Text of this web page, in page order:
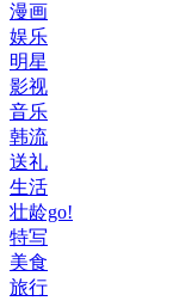
漫画
娱乐
明星
影视
音乐
韩流
送礼
生活
壮龄go!
特写
美食
旅行